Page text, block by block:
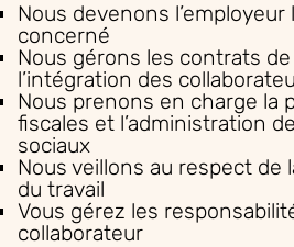
Nous devenons l’employeur
concerné
Nous gérons les contrats
l’intégration des
Nous prenons en charge la
fiscales et l’administration
sociaux
Nous veillons au respect de
du travail
Vous gérez les
collaborateur